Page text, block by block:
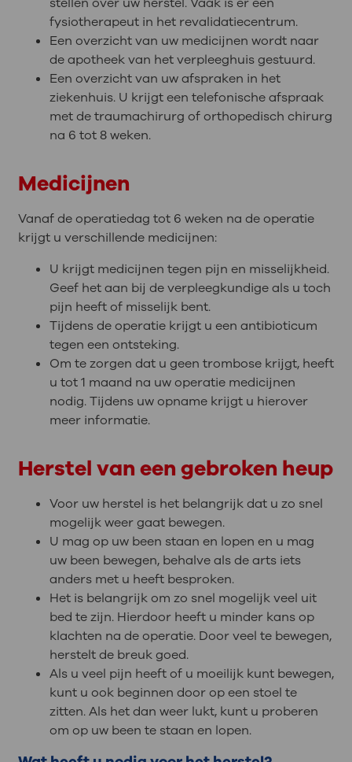
fysiotherapeut in het revalidatiecentrum.
Een overzicht van uw medicijnen wordt naar
de apotheek van het verpleeghuis gestuurd.
Een overzicht van uw afspraken in het
ziekenhuis. U krijgt een telefonische afspraak
met de traumachirurg of orthopedisch chirurg
na 6 tot 8 weken.
Medicijnen
Vanaf de operatiedag tot 6 weken na de operatie
krijgt u verschillende medicijnen:
U krijgt medicijnen tegen pijn en misselijkheid.
Geef het aan bij de verpleegkundige als u toch
pijn heeft of misselijk bent.
Tijdens de operatie krijgt u een antibioticum
tegen een ontsteking.
Om te zorgen dat u geen trombose krijgt, heeft
u tot 1 maand na uw operatie medicijnen
nodig. Tijdens uw opname krijgt u hierover
meer informatie.
Herstel van een gebroken heup
Voor uw herstel is het belangrijk dat u zo snel
mogelijk weer gaat bewegen.
U mag op uw been staan en lopen en u mag
uw been bewegen, behalve als de arts iets
anders met u heeft besproken.
Het is belangrijk om zo snel mogelijk veel uit
bed te zijn. Hierdoor heeft u minder kans op
klachten na de operatie. Door veel te bewegen,
herstelt de breuk goed.
Als u veel pijn heeft of u moeilijk kunt bewegen,
kunt u ook beginnen door op een stoel te
zitten. Als het dan weer lukt, kunt u proberen
om op uw been te staan en lopen.